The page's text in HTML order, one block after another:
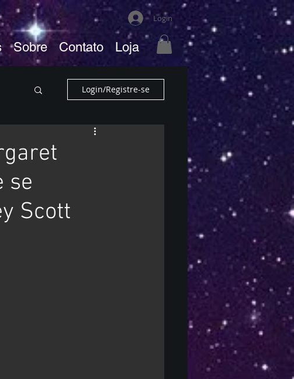
Login
Sobre Contato Loja
Login/Registre-se
se
Scott